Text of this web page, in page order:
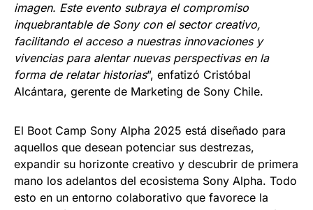
imagen. Este evento subraya el compromiso
inquebrantable de Sony con el sector creativo,
facilitando el acceso a nuestras innovaciones y
vivencias para alentar nuevas perspectivas en la
forma de relatar historias”, enfatizó Cristóbal
Alcántara, gerente de Marketing de Sony Chile.
El Boot Camp Sony Alpha 2025 está diseñado para
aquellos que desean potenciar sus destrezas,
expandir su horizonte creativo y descubrir de primera
mano los adelantos del ecosistema Sony Alpha. Todo
esto en un entorno colaborativo que favorece la